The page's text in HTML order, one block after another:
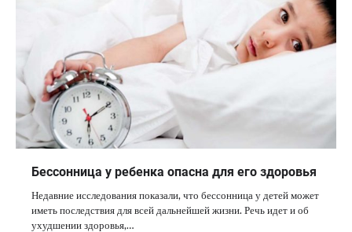
Бессонница у ребенка опасна для его здоровья
Недавние исследования показали, что бессонница у детей может
иметь последствия для всей дальнейшей жизни. Речь идет и об
ухудшении здоровья,…